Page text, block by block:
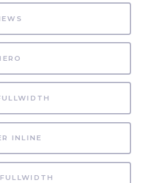
INLINE